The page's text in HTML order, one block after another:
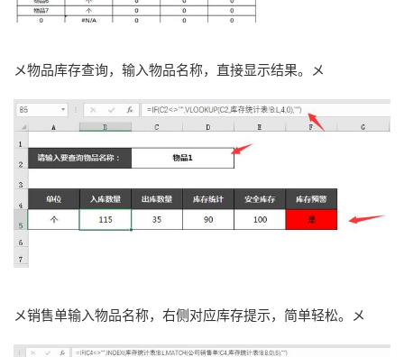
メ物品库存查询，输入物品名称，直接显示结果。メ
メ销售单输入物品名称，右侧对应库存提示，简单轻松。メ